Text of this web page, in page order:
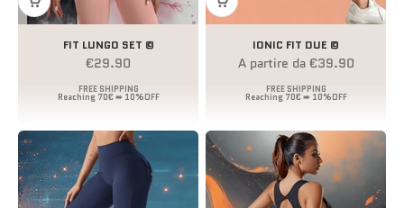
FIT LUNGO SET ©
Prezzo scontato
€29.90
IONIC FIT DUE ©
Prezzo scontato
A partire da €39.90